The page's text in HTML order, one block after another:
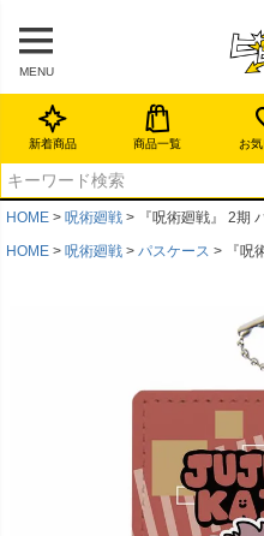
MENU
新着商品 商品一覧 お
HOME 呪術廻戦
『呪術廻戦』 2期
HOME
呪術廻戦 パスケース 『